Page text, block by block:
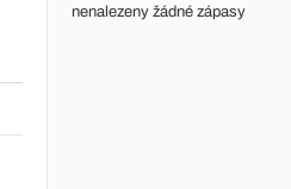
nenalezeny žádné zápasy